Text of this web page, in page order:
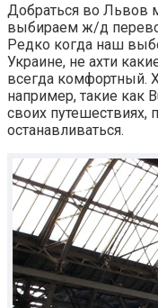
Добраться во Львов
выбираем ж/д
Редко когда наш
Украине, не ахти
всегда комфортный.
например, такие как
своих путешествиях,
останавливаться.